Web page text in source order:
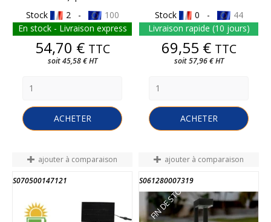
Stock
2 -
100
En stock - Livraison express
Prix
54,70 € TTC
soit 45,58 € HT
ACHETER
Stock
0 -
44
Livraison rapide (10 jours)
Prix
69,55 € TTC
soit 57,96 € HT
ACHETER
ajouter à comparaison
S070500147121
ajouter à comparaison
S061280007319
FIN DE STOCK